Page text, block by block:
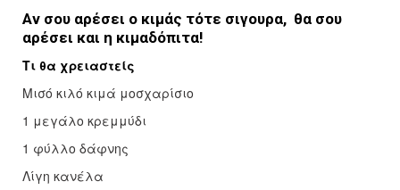
Αν σου αρέσει ο κιμάς τότε σιγουρα, θα σου
αρέσει και η κιμαδόπιτα!
Τι θα χρειαστείς
Μισό κιλό κιμά μοσχαρίσιο
1 μεγάλο κρεμμύδι
1 φύλλο δάφνης
Λίγη κανέλα